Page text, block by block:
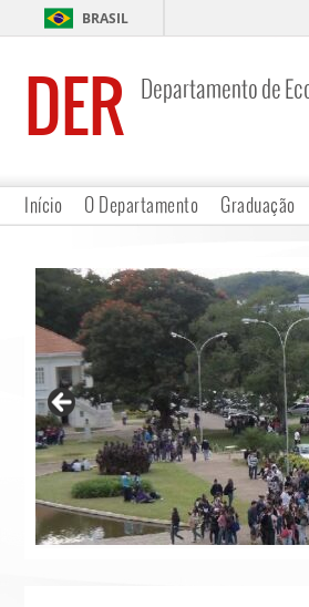
BRASIL
DER Departamento de
Início O Departamento Graduação